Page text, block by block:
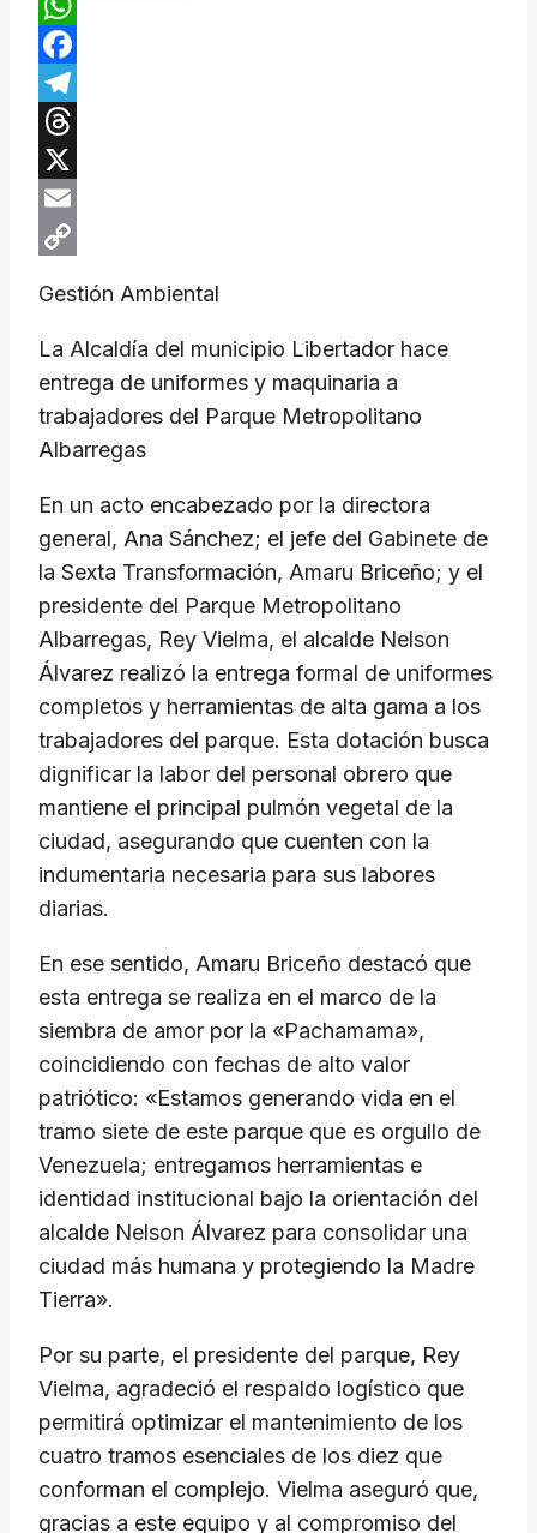
WhatsApp
Facebook
Telegram
Threads
X
Email
Gestión Ambiental
La Alcaldía del municipio Libertador hace
entrega de uniformes y maquinaria a
trabajadores del Parque Metropolitano
Albarregas
En un acto encabezado por la directora
general, Ana Sánchez; el jefe del Gabinete de
la Sexta Transformación, Amaru Briceño; y el
presidente del Parque Metropolitano
Albarregas, Rey Vielma, el alcalde Nelson
Álvarez realizó la entrega formal de uniformes
completos y herramientas de alta gama a los
trabajadores del parque. Esta dotación busca
dignificar la labor del personal obrero que
mantiene el principal pulmón vegetal de la
ciudad, asegurando que cuenten con la
indumentaria necesaria para sus labores
diarias.
En ese sentido, Amaru Briceño destacó que
esta entrega se realiza en el marco de la
siembra de amor por la «Pachamama»,
coincidiendo con fechas de alto valor
patriótico: «Estamos generando vida en el
tramo siete de este parque que es orgullo de
Venezuela; entregamos herramientas e
identidad institucional bajo la orientación del
alcalde Nelson Álvarez para consolidar una
ciudad más humana y protegiendo la Madre
Tierra».
Por su parte, el presidente del parque, Rey
Vielma, agradeció el respaldo logístico que
permitirá optimizar el mantenimiento de los
cuatro tramos esenciales de los diez que
conforman el complejo. Vielma aseguró que,
gracias a este equipo y al compromiso del